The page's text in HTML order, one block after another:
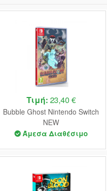
Τιμή: 23,40 €
Bubble Ghost Nintendo Switch
NEW
Άμεσα Διαθέσιμο